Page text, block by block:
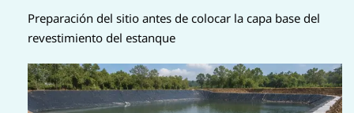
Preparación del sitio antes de colocar la capa base del
revestimiento del estanque